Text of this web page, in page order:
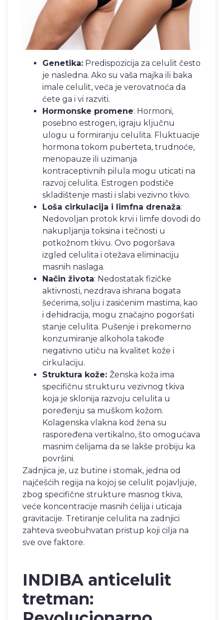
Genetika: Predispozicija za celulit često
je nasledna. Ako su vaša majka ili baka
imale celulit, veća je verovatnoća da
ćete ga i vi razviti.
Hormonske promene: Hormoni,
posebno estrogen, igraju ključnu
ulogu u formiranju celulita. Fluktuacije
hormona tokom puberteta, trudnoće,
menopauze ili uzimanja
kontraceptivnih pilula mogu uticati na
razvoj celulita. Estrogen podstiče
skladištenje masti i slabi vezivno tkivo.
Loša cirkulacija i limfna drenaža:
Nedovoljan protok krvi i limfe dovodi do
nakupljanja toksina i tečnosti u
potkožnom tkivu. Ovo pogoršava
izgled celulita i otežava eliminaciju
masnih naslaga.
Način života: Nedostatak fizičke
aktivnosti, nezdrava ishrana bogata
šećerima, solju i zasićenim mastima, kao
i dehidracija, mogu značajno pogoršati
stanje celulita. Pušenje i prekomerno
konzumiranje alkohola takođe
negativno utiču na kvalitet kože i
cirkulaciju.
Struktura kože: Ženska koža ima
specifičnu strukturu vezivnog tkiva
koja je sklonija razvoju celulita u
poređenju sa muškom kožom.
Kolagenska vlakna kod žena su
raspoređena vertikalno, što omogućava
masnim ćelijama da se lakše probiju ka
površini.
Zadnjica je, uz butine i stomak, jedna od
najčešćih regija na kojoj se celulit pojavljuje,
zbog specifične strukture masnog tkiva,
veće koncentracije masnih ćelija i uticaja
gravitacije. Tretiranje celulita na zadnjici
zahteva sveobuhvatan pristup koji cilja na
sve ove faktore.
INDIBA anticelulit
tretman: